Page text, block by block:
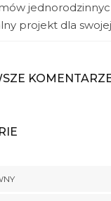
projekt dla